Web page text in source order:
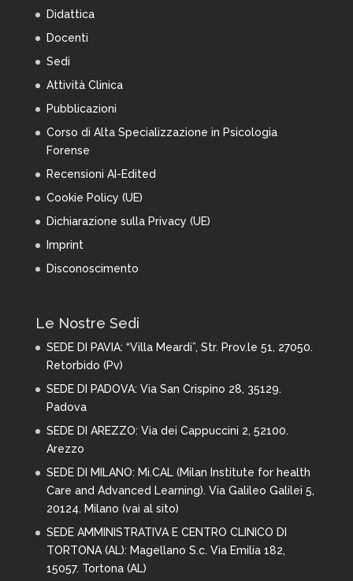
Didattica
Docenti
Sedi
Attività Clinica
Pubblicazioni
Corso di Alta Specializzazione in Psicologia
Forense
Recensioni AI-Edited
Cookie Policy (UE)
Dichiarazione sulla Privacy (UE)
Imprint
Disconoscimento
Le Nostre Sedi
SEDE DI PAVIA: “Villa Meardi”, Str. Prov.le 51, 27050.
Retorbido (Pv)
SEDE DI PADOVA: Via San Crispino 28, 35129.
Padova
SEDE DI AREZZO: Via dei Cappuccini 2, 52100.
Arezzo
SEDE DI MILANO: Mi.CAL (Milan Institute for health
Care and Advanced Learning). Via Galileo Galilei 5,
20124. Milano (vai al sito)
SEDE AMMINISTRATIVA E CENTRO CLINICO DI
TORTONA (AL): Magellano S.c. Via Emilia 182,
15057. Tortona (AL)